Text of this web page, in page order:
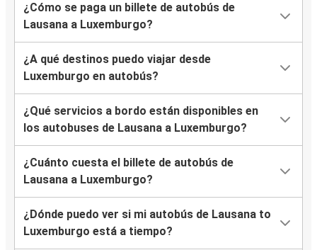
¿Cómo se paga un billete de autobús de
Lausana a Luxemburgo?
¿A qué destinos puedo viajar desde
Luxemburgo en autobús?
¿Qué servicios a bordo están disponibles en
los autobuses de Lausana a Luxemburgo?
¿Cuánto cuesta el billete de autobús de
Lausana a Luxemburgo?
¿Dónde puedo ver si mi autobús de Lausana to
Luxemburgo está a tiempo?